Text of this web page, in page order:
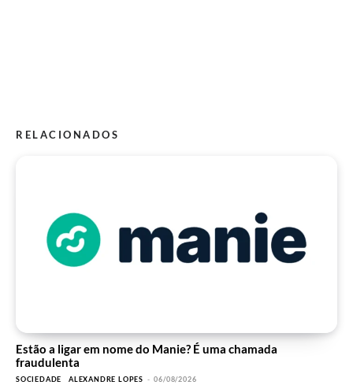
RELACIONADOS
Estão a ligar em nome do Manie? É uma chamada
fraudulenta
SOCIEDADE ALEXANDRE LOPES - 06/08/2026